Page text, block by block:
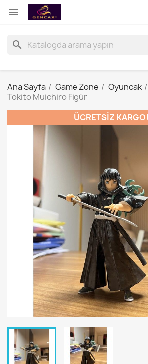

search
Ana Sayfa Game Zone Oyuncak
Tokito Muichiro Figür
ÜCRETSIZ KARGO!